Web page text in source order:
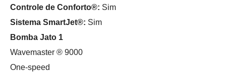
Controle de Conforto®: Sim
Sistema SmartJet®: Sim
Bomba Jato 1
Wavemaster ® 9000
One-speed